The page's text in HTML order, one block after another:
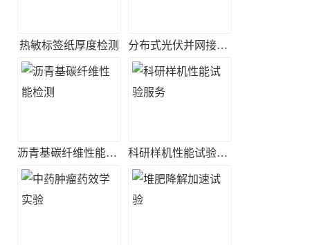
热敏标签纸厚度检测 分布式光伏并网接入测试
沥青基碳纤维性能检测 科研样机性能试验服务